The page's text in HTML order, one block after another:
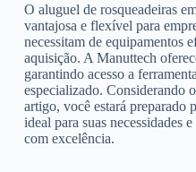
O aluguel de rosqueadeiras
vantajosa e flexível para
necessitam de equipamentos
aquisição. A Manuttech
garantindo acesso a
especializado. Considerando
artigo, você estará preparado
ideal para suas necessidades
com excelência.